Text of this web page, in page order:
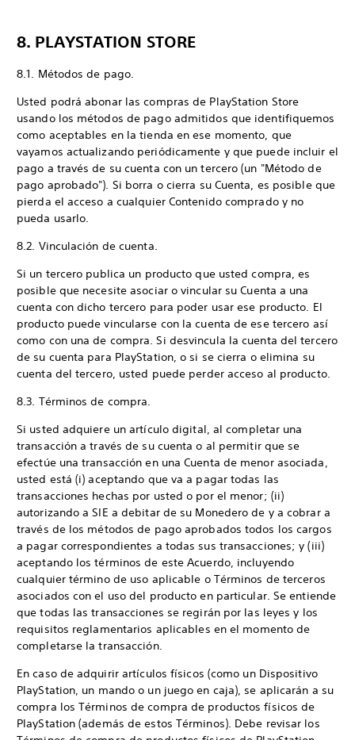
8. PLAYSTATION STORE
8.1. Métodos de pago.
Usted podrá abonar las compras de PlayStation Store
usando los métodos de pago admitidos que identifiquemos
como aceptables en la tienda en ese momento, que
vayamos actualizando periódicamente y que puede incluir el
pago a través de su cuenta con un tercero (un "Método de
pago aprobado"). Si borra o cierra su Cuenta, es posible que
pierda el acceso a cualquier Contenido comprado y no
pueda usarlo.
8.2. Vinculación de cuenta.
Si un tercero publica un producto que usted compra, es
posible que necesite asociar o vincular su Cuenta a una
cuenta con dicho tercero para poder usar ese producto. El
producto puede vincularse con la cuenta de ese tercero así
como con una de compra. Si desvincula la cuenta del tercero
de su cuenta para PlayStation, o si se cierra o elimina su
cuenta del tercero, usted puede perder acceso al producto.
8.3. Términos de compra.
Si usted adquiere un artículo digital, al completar una
transacción a través de su cuenta o al permitir que se
efectúe una transacción en una Cuenta de menor asociada,
usted está (i) aceptando que va a pagar todas las
transacciones hechas por usted o por el menor; (ii)
autorizando a SIE a debitar de su Monedero de y a cobrar a
través de los métodos de pago aprobados todos los cargos
a pagar correspondientes a todas sus transacciones; y (iii)
aceptando los términos de este Acuerdo, incluyendo
cualquier término de uso aplicable o Términos de terceros
asociados con el uso del producto en particular. Se entiende
que todas las transacciones se regirán por las leyes y los
requisitos reglamentarios aplicables en el momento de
completarse la transacción.
En caso de adquirir artículos físicos (como un Dispositivo
PlayStation, un mando o un juego en caja), se aplicarán a su
compra los Términos de compra de productos físicos de
PlayStation (además de estos Términos). Debe revisar los